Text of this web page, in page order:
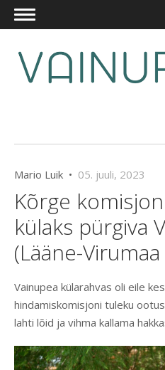
Mario Luik • 05. juuli, 2023
Kõrge
külaks pürgiva
(Lääne-
Vainupea külarahvas oli eile
hindamiskomisjoni tuleku
lahti lõid ja vihma kallama